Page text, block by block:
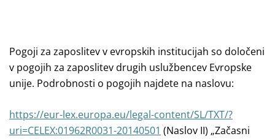
Pogoji za zaposlitev v evropskih institucijah so določeni
v pogojih za zaposlitev drugih uslužbencev Evropske
unije. Podrobnosti o pogojih najdete na naslovu:
https://eur-lex.europa.eu/legal-content/SL/TXT/?
uri=CELEX:01962R0031-20140501 (Naslov II) „Začasni